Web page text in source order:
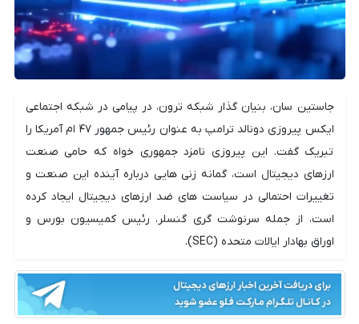
جاستین سان، بنیان گذار شبکه ترون، در پیامی در شبکه اجتماعی
ایکس پیروزی دونالد ترامپ به عنوان رئیس جمهور ۴۷ ام آمریکا را
تبریک گفت. این پیروزی نامزد جمهوری خواه که حامی صنعت
ارزهای دیجیتال است، گمانه زنی هایی درباره آینده این صنعت و
تغییرات احتمالی در سیاست های ضد ارزهای دیجیتال ایجاد کرده
است، از جمله سرنوشت گری گنسلر، رئیس کمیسیون بورس و
اوراق بهادار ایالات متحده (SEC).